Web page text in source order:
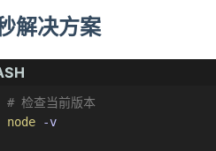
解决方案
# 检查当前版本
node
-v